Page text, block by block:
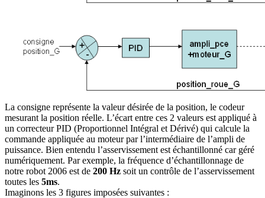
La consigne représente la valeur désirée de la position, le codeur
mesurant la position réelle. L’écart entre ces 2 valeurs est appliqué à
un correcteur PID (Proportionnel Intégral et Dérivé) qui calcule la
commande appliquée au moteur par l’intermédiaire de l’ampli de
puissance. Bien entendu l’asservissement est échantillonné car géré
numériquement. Par exemple, la fréquence d’échantillonnage de
notre robot 2006 est de 200 Hz soit un contrôle de l’asservissement
toutes les 5ms.
Imaginons les 3 figures imposées suivantes :